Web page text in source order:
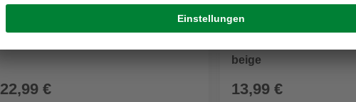
22,99 €
MICA DECORATIONS
beige
13,99 €